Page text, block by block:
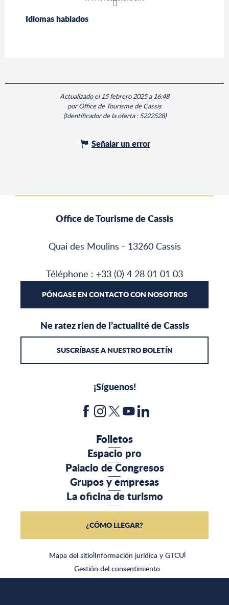
Idiomas hablados
Idiomas hablados
Actualizado el 15 febrero 2025 a 16:48
por Office de Tourisme de Cassis
(Identificador de la oferta :5222528)
Señalar un error
Office de Tourisme de Cassis
Quai des Moulins - 13260 Cassis
Téléphone : +33 (0) 4 28 01 01 03
PÓNGASE EN CONTACTO CON NOSOTROS
Ne ratez rien de l’actualité de Cassis
SUSCRÍBASE A NUESTRO BOLETÍN
¡Síguenos!
Mapa del sitio|Información jurídica y GTCU|
Gestión del consentimiento
Folletos
Espacio pro
Palacio de Congresos
Grupos y empresas
La oficina de turismo
¿CÓMO LLEGAR?